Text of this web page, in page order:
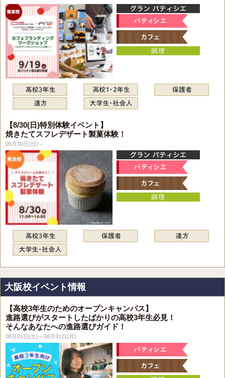
【8/30(日)特別体験イベント】
焼きたてスフレデザート製菓体験！
08月30日(日)～
大阪校イベント情報
【高校3年生のためのオープンキャンパス】
進路選びがスタートしたばかりの高校3年生必見！
そんなあなたへの進路選びガイド！
08月01日(土)～08月31日(月)